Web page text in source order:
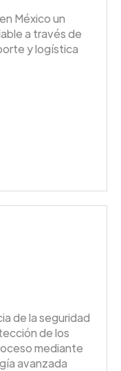
México un
a través de
y logística
de la seguridad
de los
mediante
avanzada